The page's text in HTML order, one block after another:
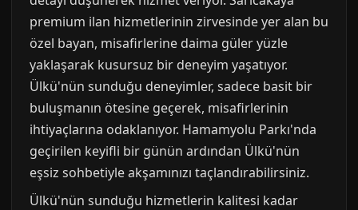
premium ilan hizmetlerinin zirvesinde yer alan bu
özel bayan, misafirlerine daima güler yüzle
yaklaşarak kusursuz bir deneyim yaşatıyor.
Ülkü'nün sunduğu deneyimler, sadece basit bir
buluşmanın ötesine geçerek, misafirlerinin
ihtiyaçlarına odaklanıyor. Hamamyolu Parkı'nda
geçirilen keyifli bir günün ardından Ülkü'nün
eşsiz sohbetiyle akşamınızı taçlandırabilirsiniz.
Ülkü'nün sunduğu hizmetlerin kalitesi kadar